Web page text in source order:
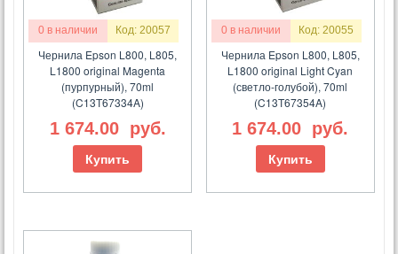
0 в наличии Код: 20057
Чернила Epson L800, L805,
L1800 original Magenta
(пурпурный), 70ml
(C13T67334A)
1 674.00 руб.
Купить
0 в наличии Код: 20055
Чернила Epson L800, L805,
L1800 original Light Cyan
(светло-голубой), 70ml
(C13T67354A)
1 674.00 руб.
Купить